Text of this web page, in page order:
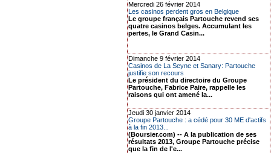
Mercredi 26 février 2014
Les casinos perdent gros en Belgique
Le groupe français Partouche revend ses
quatre casinos belges. Accumulant les
pertes, le Grand Casin...
Dimanche 9 février 2014
Casinos de La Seyne et Sanary: Partouche
justifie son recours
Le président du directoire du Groupe
Partouche, Fabrice Paire, rappelle les
raisons qui ont amené la...
Jeudi 30 janvier 2014
Groupe Partouche : a cédé pour 30 ME d'actifs
à la fin 2013...
(Boursier.com) -- A la publication de ses
résultats 2013, Groupe Partouche précise
que la fin de l'e...